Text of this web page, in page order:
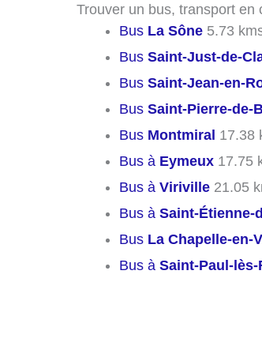
Trouver un bus, transport
Bus La Sône 5.73
Bus Saint-Just-de-
Bus Saint-Jean-en-
Bus Saint-Pierre-de-
Bus Montmiral 17.38
Bus à Eymeux 17.75
Bus à Viriville 21.05
Bus à Saint-Étienne-
Bus La Chapelle-en-
Bus à Saint-Paul-lès-